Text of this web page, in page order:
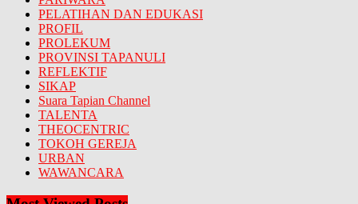
PELATIHAN DAN EDUKASI
PROFIL
PROLEKUM
PROVINSI TAPANULI
REFLEKTIF
SIKAP
Suara Tapian Channel
TALENTA
THEOCENTRIC
TOKOH GEREJA
URBAN
WAWANCARA